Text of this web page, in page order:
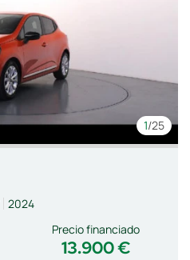
1/25
2024
13.900 €
Precio financiado